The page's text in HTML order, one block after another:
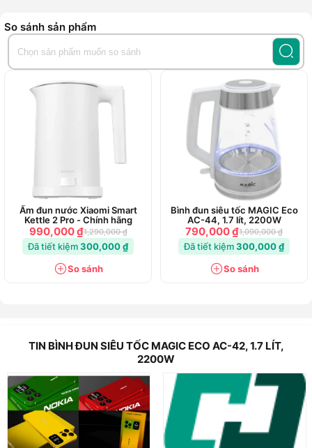
So sánh sản phẩm
Ấm đun nước Xiaomi Smart
Kettle 2 Pro - Chính hãng
990,000 ₫1,290,000 ₫
Đã tiết kiệm300,000 ₫
So sánh
Bình đun siêu tốc MAGIC Eco
AC-44, 1.7 lít, 2200W
790,000 ₫1,090,000 ₫
Đã tiết kiệm300,000 ₫
So sánh
TIN BÌNH ĐUN SIÊU TỐC MAGIC ECO AC-42, 1.7 LÍT,
2200W